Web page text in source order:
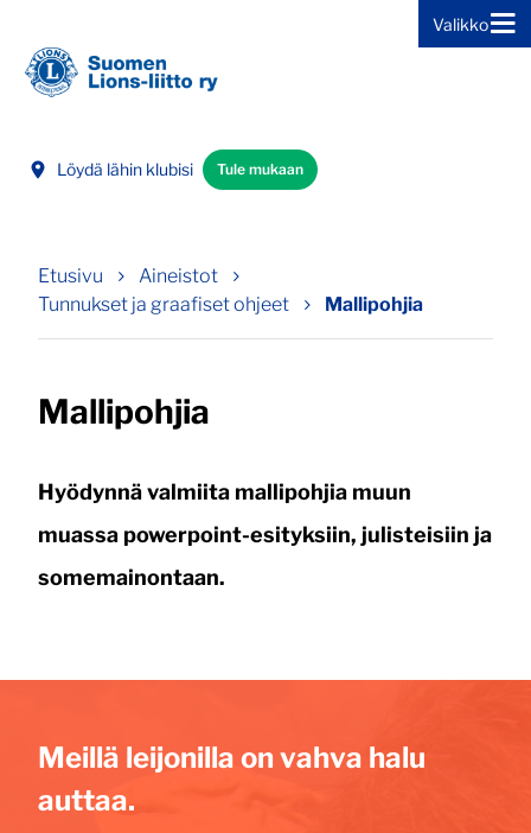
Valikko
Löydä lähin klubisi Tule mukaan
Etusivu
Aineistot
Tunnukset ja graafiset ohjeet
Mallipohjia
Mallipohjia
Hyödynnä valmiita mallipohjia muun
muassa powerpoint-esityksiin, julisteisiin ja
somemainontaan.
Meillä leijonilla on vahva halu
auttaa.